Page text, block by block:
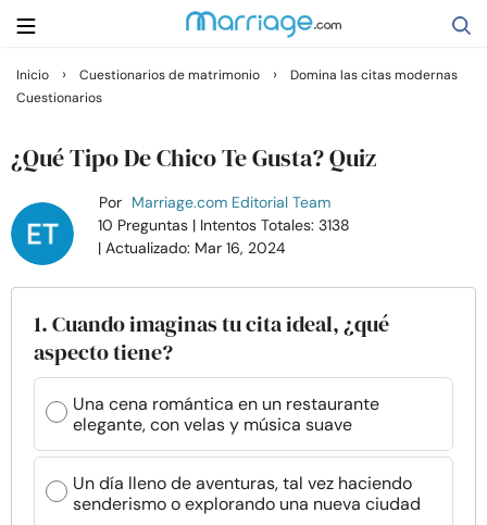
Buscar
Relaciones
Familia
Ayuda
Cursos
Recursos
Inicio › Cuestionarios de matrimonio ›
Domina las citas modernas
Cuestionarios
¿Qué Tipo De Chico Te Gusta? Quiz
Por Marriage.com Editorial Team
10 Preguntas | Intentos Totales: 3138
| Actualizado: Mar 16, 2024
1. Cuando imaginas tu cita ideal, ¿qué
aspecto tiene?
Una cena romántica en un restaurante
elegante, con velas y música suave
Un día lleno de aventuras, tal vez haciendo
senderismo o explorando una nueva ciudad